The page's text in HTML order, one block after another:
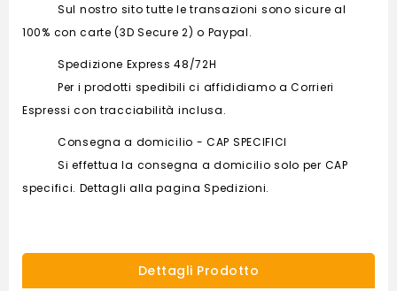
Sul nostro sito tutte le transazioni sono sicure al
100% con carte (3D Secure 2) o Paypal.
Spedizione Express 48/72H
Per i prodotti spedibili ci affididiamo a Corrieri
Espressi con tracciabilità inclusa.
Consegna a domicilio - CAP SPECIFICI
Si effettua la consegna a domicilio solo per CAP
specifici. Dettagli alla pagina Spedizioni.
Dettagli Prodotto